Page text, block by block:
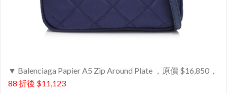
▼ Balenciaga Papier A5 Zip Around Plate ，原價 $16,850，
88 折後 $11,123